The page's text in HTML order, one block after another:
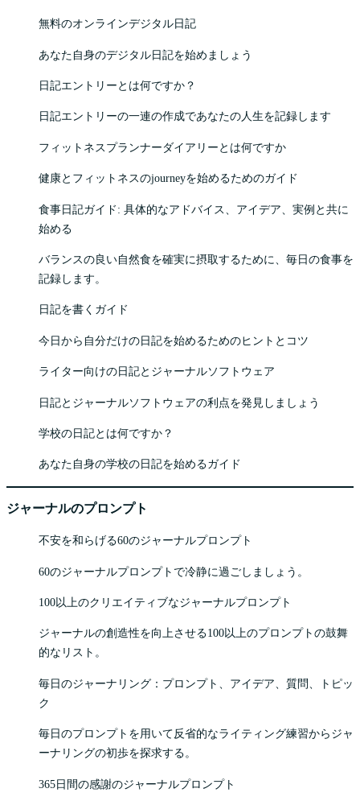
無料のオンラインデジタル日記
あなた自身のデジタル日記を始めましょう
日記エントリーとは何ですか？
日記エントリーの一連の作成であなたの人生を記録します
フィットネスプランナーダイアリーとは何ですか
健康とフィットネスのjourneyを始めるためのガイド
食事日記ガイド: 具体的なアドバイス、アイデア、実例と共に
始める
バランスの良い自然食を確実に摂取するために、毎日の食事を
記録します。
日記を書くガイド
今日から自分だけの日記を始めるためのヒントとコツ
ライター向けの日記とジャーナルソフトウェア
日記とジャーナルソフトウェアの利点を発見しましょう
学校の日記とは何ですか？
あなた自身の学校の日記を始めるガイド
ジャーナルのプロンプト
不安を和らげる60のジャーナルプロンプト
60のジャーナルプロンプトで冷静に過ごしましょう。
100以上のクリエイティブなジャーナルプロンプト
ジャーナルの創造性を向上させる100以上のプロンプトの鼓舞
的なリスト。
毎日のジャーナリング：プロンプト、アイデア、質問、トピッ
ク
毎日のプロンプトを用いて反省的なライティング練習からジャ
ーナリングの初歩を探求する。
365日間の感謝のジャーナルプロンプト